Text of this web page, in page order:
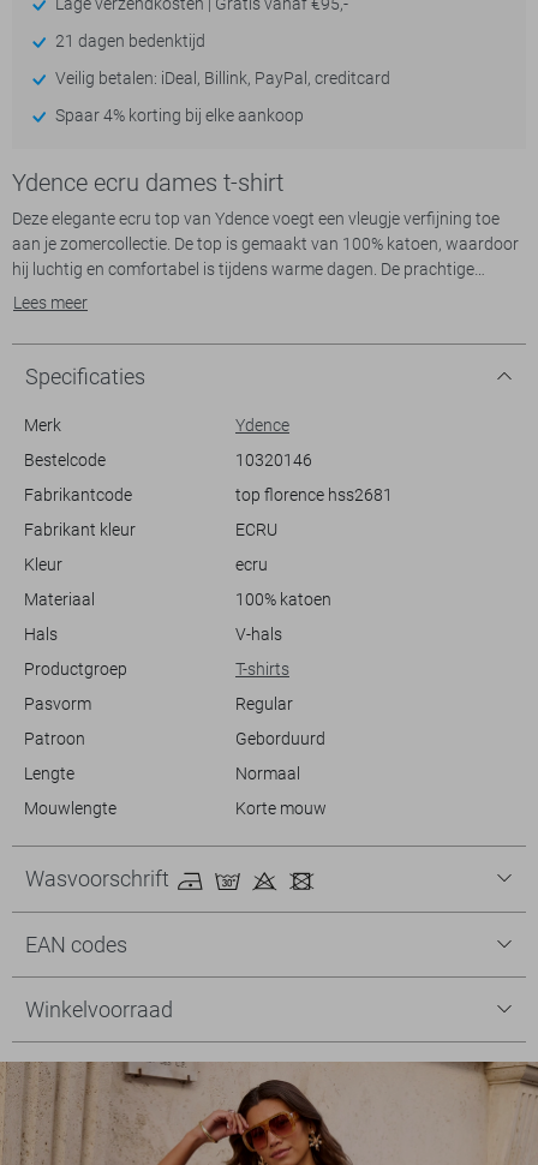
21 dagen bedenktijd
Veilig betalen: iDeal, Billink, PayPal, creditcard
Spaar 4% korting bij elke aankoop
Ydence ecru dames t-shirt
Deze elegante ecru top van Ydence voegt een vleugje verfijning toe
aan je zomercollectie. De top is gemaakt van 100% katoen, waardoor
hij luchtig en comfortabel is tijdens warme dagen. De prachtige
geborduurde bloemen en de V-hals zorgen voor een vrouwelijke
twist aan het ontwerp, terwijl de normale lengte een veelzijdigheid
biedt die perfect past bij verschillende stijlen.
Met zijn casual stijl is deze Ydence top een ideale keuze voor zowel
met een basic jeans voor een relaxte look of combineer met een
stijlvolle rok voor een avondje uit. De romantische details maken deze
top tot een bijzondere aanvulling op je garderobe, geschikt voor elke
Lees meer
Specificaties
Merk
Ydence
Bestelcode
10320146
Fabrikantcode
top florence hss2681
Fabrikant kleur
ECRU
Kleur
ecru
Materiaal
100% katoen
Hals
V-hals
Productgroep
T-shirts
Pasvorm
Regular
Patroon
Geborduurd
Lengte
Normaal
Mouwlengte
Korte mouw
Wasvoorschrift
EAN codes
Winkelvoorraad